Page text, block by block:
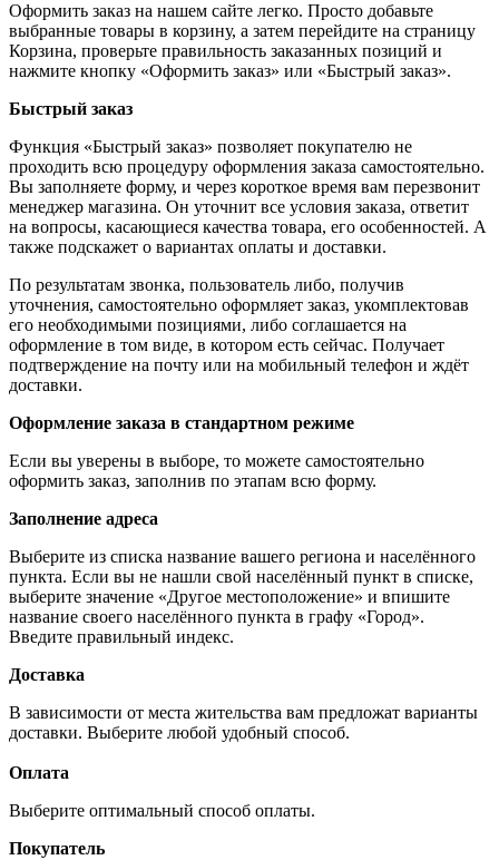
Оформить заказ на нашем сайте легко. Просто добавьте
выбранные товары в корзину, а затем перейдите на страницу
Корзина, проверьте правильность заказанных позиций и
нажмите кнопку «Оформить заказ» или «Быстрый заказ».
Быстрый заказ
Функция «Быстрый заказ» позволяет покупателю не
проходить всю процедуру оформления заказа самостоятельно.
Вы заполняете форму, и через короткое время вам перезвонит
менеджер магазина. Он уточнит все условия заказа, ответит
на вопросы, касающиеся качества товара, его особенностей. А
также подскажет о вариантах оплаты и доставки.
По результатам звонка, пользователь либо, получив
уточнения, самостоятельно оформляет заказ, укомплектовав
его необходимыми позициями, либо соглашается на
оформление в том виде, в котором есть сейчас. Получает
подтверждение на почту или на мобильный телефон и ждёт
доставки.
Оформление заказа в стандартном режиме
Если вы уверены в выборе, то можете самостоятельно
оформить заказ, заполнив по этапам всю форму.
Заполнение адреса
Выберите из списка название вашего региона и населённого
пункта. Если вы не нашли свой населённый пункт в списке,
выберите значение «Другое местоположение» и впишите
название своего населённого пункта в графу «Город».
Введите правильный индекс.
Доставка
В зависимости от места жительства вам предложат варианты
доставки. Выберите любой удобный способ.
Оплата
Выберите оптимальный способ оплаты.
Покупатель